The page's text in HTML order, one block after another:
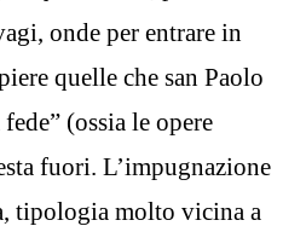
onde per entrare in
quelle che san Paolo
(ossia le opere
fuori. L’impugnazione
tipologia molto vicina a